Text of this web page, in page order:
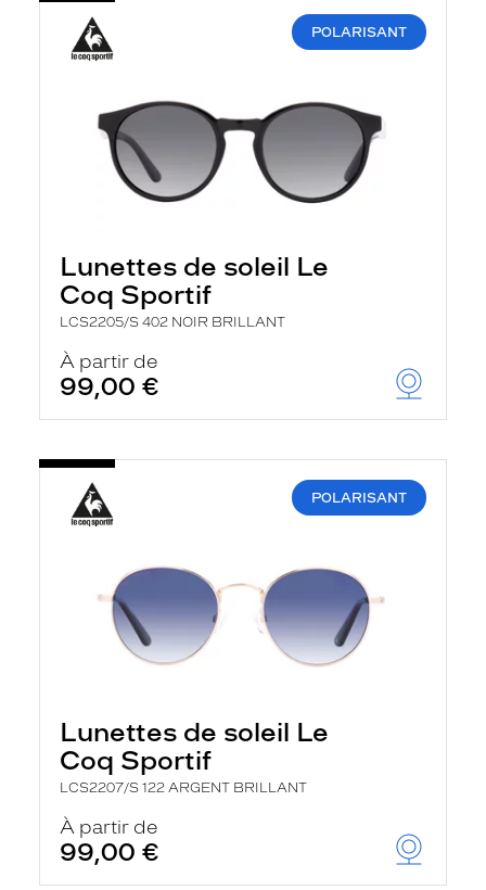
POLARISANT
Lunettes de soleil Le
Coq Sportif
LCS2205/S 402 NOIR BRILLANT
À partir de
99,00 €
POLARISANT
Lunettes de soleil Le
Coq Sportif
LCS2207/S 122 ARGENT BRILLANT
À partir de
99,00 €